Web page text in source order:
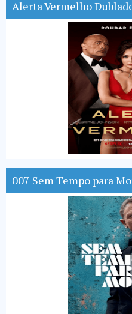
Alerta Vermelho
007 Sem Tempo para